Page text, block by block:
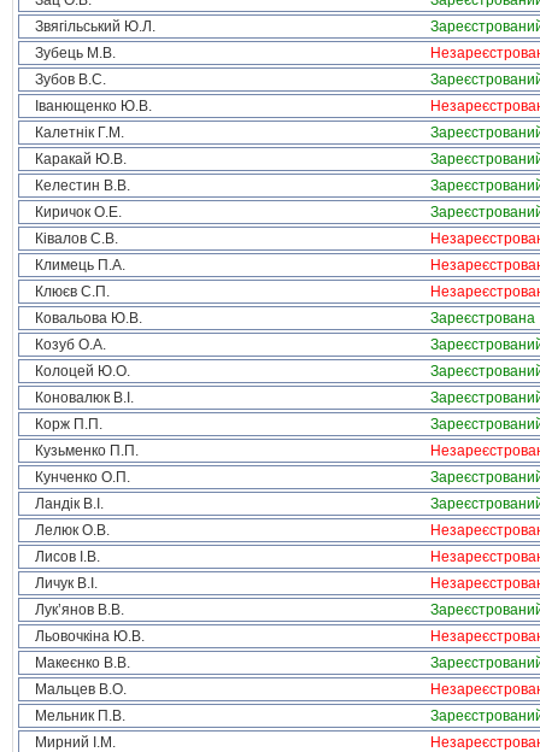
Звягільський Ю.Л.
Зубець М.В.
Зубов В.С.
Іванющенко Ю.В.
Калетнік Г.М.
Каракай Ю.В.
Келестин В.В.
Киричок О.Е.
Ківалов С.В.
Климець П.А.
Клюєв С.П.
Ковальова Ю.В.
Зареєстрована
Козуб О.А.
Колоцей Ю.О.
Коновалюк В.І.
Корж П.П.
Кузьменко П.П.
Кунченко О.П.
Ландік В.І.
Лелюк О.В.
Лисов І.В.
Личук В.І.
Лук’янов В.В.
Льовочкіна Ю.В.
Макеєнко В.В.
Мальцев В.О.
Мельник П.В.
Мирний І.М.